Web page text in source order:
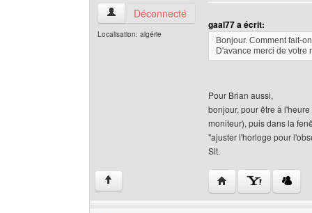
designdecoratif Voir le profil de l'utilisateur
Déconnecté
Localisation: algérie
gaal77 a écrit:
Bonjour. Comment fait-
D'avance merci de votre
Pour Brian aussi,
bonjour, pour être à
moniteur), puis dans la
"ajuster l'horloge pour
Slt.
↑ Visiter le site web